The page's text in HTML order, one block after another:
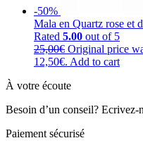
-50%
Mala en Quartz rose et
Rated 5.00 out of 5
25,00€ Original price
12,50€. Add to cart
À votre écoute
Besoin d’un conseil? Ecrivez-
Paiement sécurisé